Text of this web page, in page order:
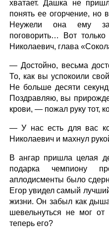
хватает. Дашка не
понять ее огорчение, но
Неужели она ему
поговорить… Вот
Николаевич, глава
— Достойно, весьма
То, как вы успокоили
Не больше десяти
Поздравляю, вы
крови, — пожал руку тот,
— У нас есть для вас
Николаевич и махнул
В ангар пришла целая
подарка чемпиону
аплодисменты было
Егор увидел самый
жизни. Он забыл как
шевельнуться не мог от
теперь его?